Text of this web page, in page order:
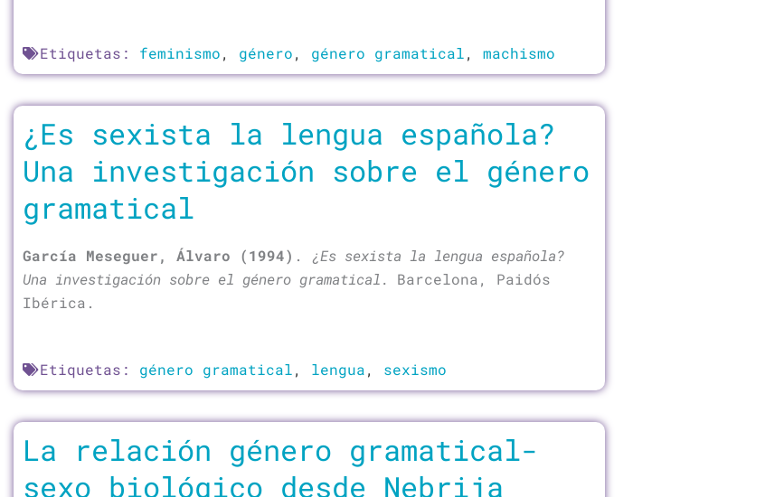
Etiquetas: feminismo, género, género gramatical, machismo
¿Es sexista la lengua española?
Una investigación sobre el género
gramatical
García Meseguer, Álvaro (1994) . ¿Es sexista la lengua española?
Una investigación sobre el género gramatical. Barcelona, Paidós
Ibérica.
Etiquetas: género gramatical, lengua, sexismo
La relación género gramatical-
sexo biológico desde Nebrija